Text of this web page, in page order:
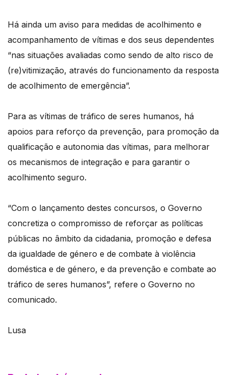
Há ainda um aviso para medidas de acolhimento e
acompanhamento de vítimas e dos seus dependentes
“nas situações avaliadas como sendo de alto risco de
(re)vitimização, através do funcionamento da resposta
de acolhimento de emergência”.
Para as vítimas de tráfico de seres humanos, há
apoios para reforço da prevenção, para promoção da
qualificação e autonomia das vítimas, para melhorar
os mecanismos de integração e para garantir o
acolhimento seguro.
“Com o lançamento destes concursos, o Governo
concretiza o compromisso de reforçar as políticas
públicas no âmbito da cidadania, promoção e defesa
da igualdade de género e de combate à violência
doméstica e de género, e da prevenção e combate ao
tráfico de seres humanos”, refere o Governo no
comunicado.
Lusa